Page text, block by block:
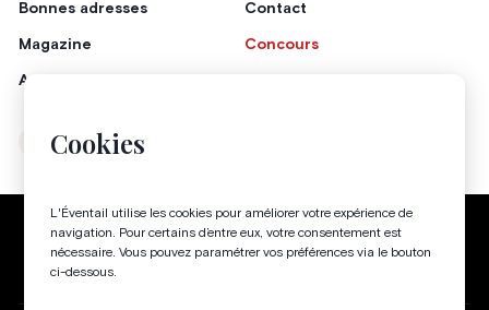
Cookies
L'Éventail utilise les cookies pour améliorer votre expérience de
navigation. Pour certains d’entre eux, votre consentement est
nécessaire. Vous pouvez paramétrer vos préférences via le bouton
ci-dessous.
Bonnes adresses
Magazine
Annonceurs
Contact
Concours
Instagram
Politique de confidentialité Conditions générales
Gestion des cookies